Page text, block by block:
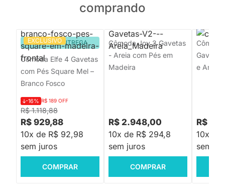
comprando
EXCLUSIVO
PRONTA ENTREGA
Cômoda Elfe 4 Gavetas
com Pés Square Mel –
Branco Fosco
R$ 1.118,88
-16% R$ 189 OFF
R$ 929,88
10x de R$ 92,98
sem juros
COMPRAR
Cômoda Joy 3 Gavetas
- Areia com Pés em
Madeira
R$ 2.948,00
10x de R$ 294,8
sem juros
COMPRAR
e Areia
R$
10x de
sem